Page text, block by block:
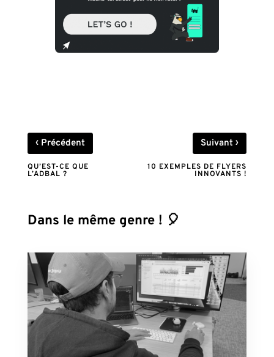
‹Précédent
QU’EST-CE QUE
L’ADBAL ?
Suivant›
10 EXEMPLES DE FLYERS
INNOVANTS !
Dans le même genre ! 🎈